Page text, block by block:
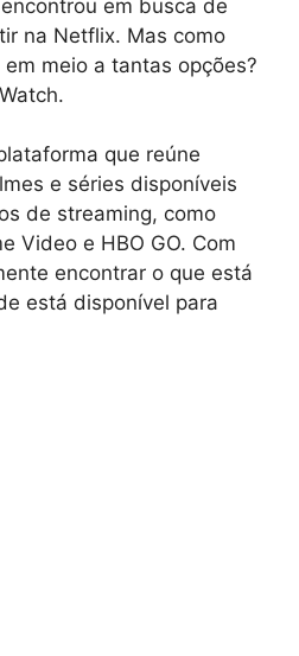
em busca de
na Netflix. Mas como
meio a tantas opções?
que reúne
e séries disponíveis
de streaming, como
Video e HBO GO. Com
encontrar o que está
está disponível para